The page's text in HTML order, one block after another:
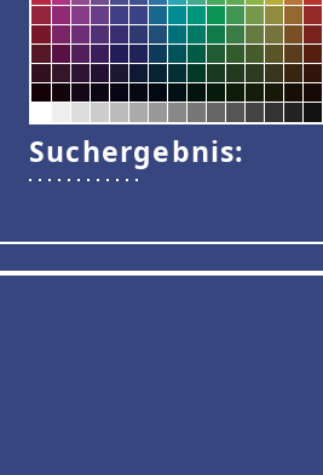
Suchergebnis: